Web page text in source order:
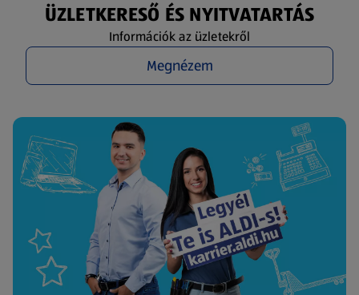
ÜZLETKERESŐ ÉS NYITVATARTÁS
Információk az üzletekről
Megnézem